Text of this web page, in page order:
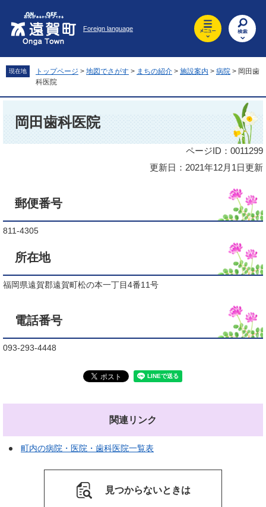
先
頭
を
飛
へ
Foreign language
現在地 トップページ > 地図でさがす > まちの紹介 > 施設案内 > 病院 > 岡田歯
科医院
岡田歯科医院
ページID：0011299
更新日：2021年12月1日更新
郵便番号
811-4305
所在地
福岡県遠賀郡遠賀町松の本一丁目4番11号
電話番号
093-293-4448
関連リンク
町内の病院・医院・歯科医院一覧表
見つからないときは